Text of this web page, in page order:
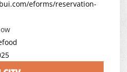
eforms/reservation-